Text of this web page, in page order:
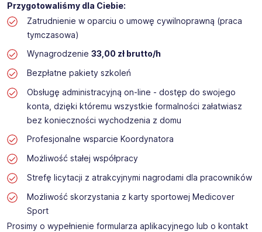
Przygotowaliśmy dla Ciebie:
Zatrudnienie w oparciu o umowę cywilnoprawną (praca
tymczasowa)
Wynagrodzenie 33,00 zł brutto/h
Bezpłatne pakiety szkoleń
Obsługę administracyjną on-line - dostęp do swojego
konta, dzięki któremu wszystkie formalności załatwiasz
bez konieczności wychodzenia z domu
Profesjonalne wsparcie Koordynatora
Możliwość stałej współpracy
Strefę licytacji z atrakcyjnymi nagrodami dla pracowników
Możliwość skorzystania z karty sportowej Medicover
Sport
Prosimy o wypełnienie formularza aplikacyjnego lub o kontakt